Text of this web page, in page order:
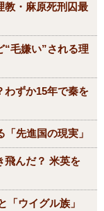
教・麻原死刑囚最
“毛嫌い”される理
わずか15年で秦を
先進国の現実」
飛んだ？ 米英を
「ウイグル族」